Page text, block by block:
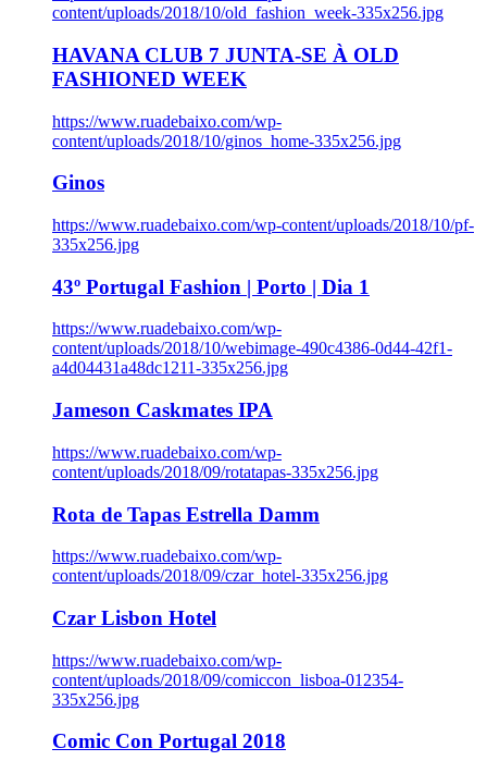
content/uploads/2018/10/old_fashion_week-335x256.jpg
HAVANA CLUB 7 JUNTA-SE À OLD
FASHIONED WEEK
https://www.ruadebaixo.com/wp-
content/uploads/2018/10/ginos_home-335x256.jpg
Ginos
https://www.ruadebaixo.com/wp-content/uploads/2018/10/pf-
335x256.jpg
43º Portugal Fashion | Porto | Dia 1
https://www.ruadebaixo.com/wp-
content/uploads/2018/10/webimage-490c4386-0d44-42f1-
a4d04431a48dc1211-335x256.jpg
Jameson Caskmates IPA
https://www.ruadebaixo.com/wp-
content/uploads/2018/09/rotatapas-335x256.jpg
Rota de Tapas Estrella Damm
https://www.ruadebaixo.com/wp-
content/uploads/2018/09/czar_hotel-335x256.jpg
Czar Lisbon Hotel
https://www.ruadebaixo.com/wp-
content/uploads/2018/09/comiccon_lisboa-012354-
335x256.jpg
Comic Con Portugal 2018